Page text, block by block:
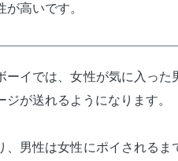
高いです。
ーイでは、女性が気に入っ
ジが送れるようになります。
、男性は女性にポイされるま